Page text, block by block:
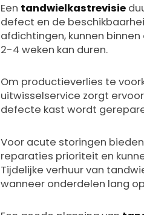
Een tandwielkastrevisie
defect en de
afdichtingen, kunnen
2-4 weken kan duren.
Om productieverlies te
uitwisselservice zorgt
defecte kast wordt
Voor acute storingen
reparaties prioriteit en
Tijdelijke verhuur van
wanneer onderdelen lang